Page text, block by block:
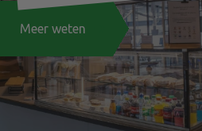
Meer weten